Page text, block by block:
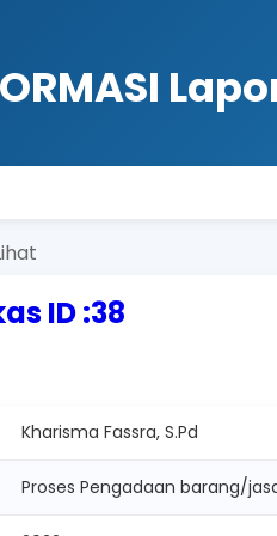
ID :38
Kharisma Fassra, S.Pd
Proses Pengadaan barang/